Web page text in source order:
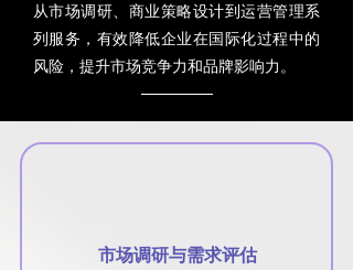
从市场调研、商业策略设计到运营管理系
列服务，有效降低企业在国际化过程中的
风险，提升市场竞争力和品牌影响力。
市场调研与需求评估